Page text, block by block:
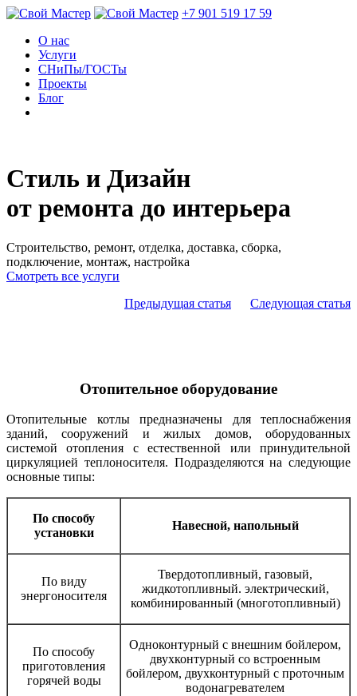
+7 901 519 17 59
О нас
Услуги
СНиПы/ГОСТы
Проекты
Блог
Стиль и Дизайн
от ремонта до интерьера
Строительство, ремонт, отделка, доставка, сборка,
подключение, монтаж, настройка
Смотреть все услуги
Предыдущая статья
Следующая статья
Отопительное оборудование
Отопительные котлы предназначены для теплоснабжения
зданий, сооружений и жилых домов, оборудованных
системой отопления с естественной или принудительной
циркуляцией теплоносителя. Подразделяются на следующие
основные типы:
По способу
установки
Навесной, напольный
По виду
энергоносителя
Твердотопливный, газовый,
жидкотопливный. электрический,
комбинированный (многотопливный)
По способу
приготовления
горячей воды
Одноконтурный с внешним бойлером,
двухконтурный со встроенным
бойлером, двухконтурный с проточным
водонагревателем